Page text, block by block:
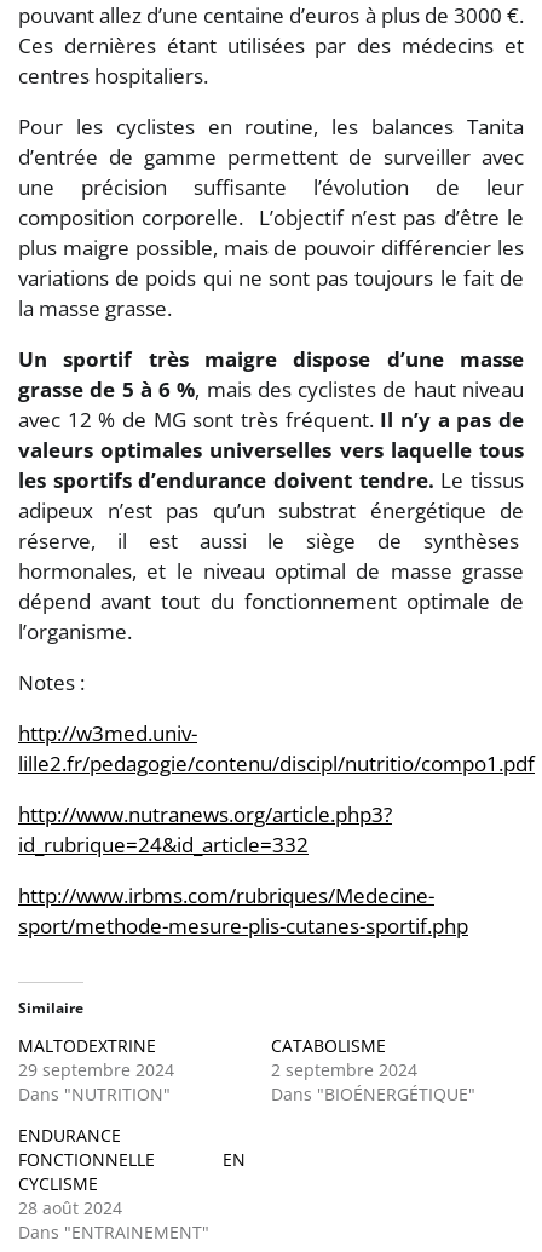
pouvant allez d’une centaine d’euros à plus de 3000 €.
Ces dernières étant utilisées par des médecins et
centres hospitaliers.
Pour les cyclistes en routine, les balances Tanita
d’entrée de gamme permettent de surveiller avec
une précision suffisante l’évolution de leur
composition corporelle. L’objectif n’est pas d’être le
plus maigre possible, mais de pouvoir différencier les
variations de poids qui ne sont pas toujours le fait de
la masse grasse.
Un sportif très maigre dispose d’une masse
grasse de 5 à 6 %, mais des cyclistes de haut niveau
avec 12 % de MG sont très fréquent.Il n’y a pas de
valeurs optimales universelles vers laquelle tous
les sportifs d’endurance doivent tendre. Le tissus
adipeux n’est pas qu’un substrat énergétique de
réserve, il est aussi le siège de synthèses
hormonales, et le niveau optimal de masse grasse
dépend avant tout du fonctionnement optimale de
l’organisme.
Notes :
http://w3med.univ-
lille2.fr/pedagogie/contenu/discipl/nutritio/compo1.pdf
http://www.nutranews.org/article.php3?
id_rubrique=24&id_article=332
http://www.irbms.com/rubriques/Medecine-
sport/methode-mesure-plis-cutanes-sportif.php
Similaire
MALTODEXTRINE
29 septembre 2024
Dans "NUTRITION"
CATABOLISME
2 septembre 2024
Dans "BIOÉNERGÉTIQUE"
ENDURANCE
FONCTIONNELLE EN
CYCLISME
28 août 2024
Dans "ENTRAINEMENT"